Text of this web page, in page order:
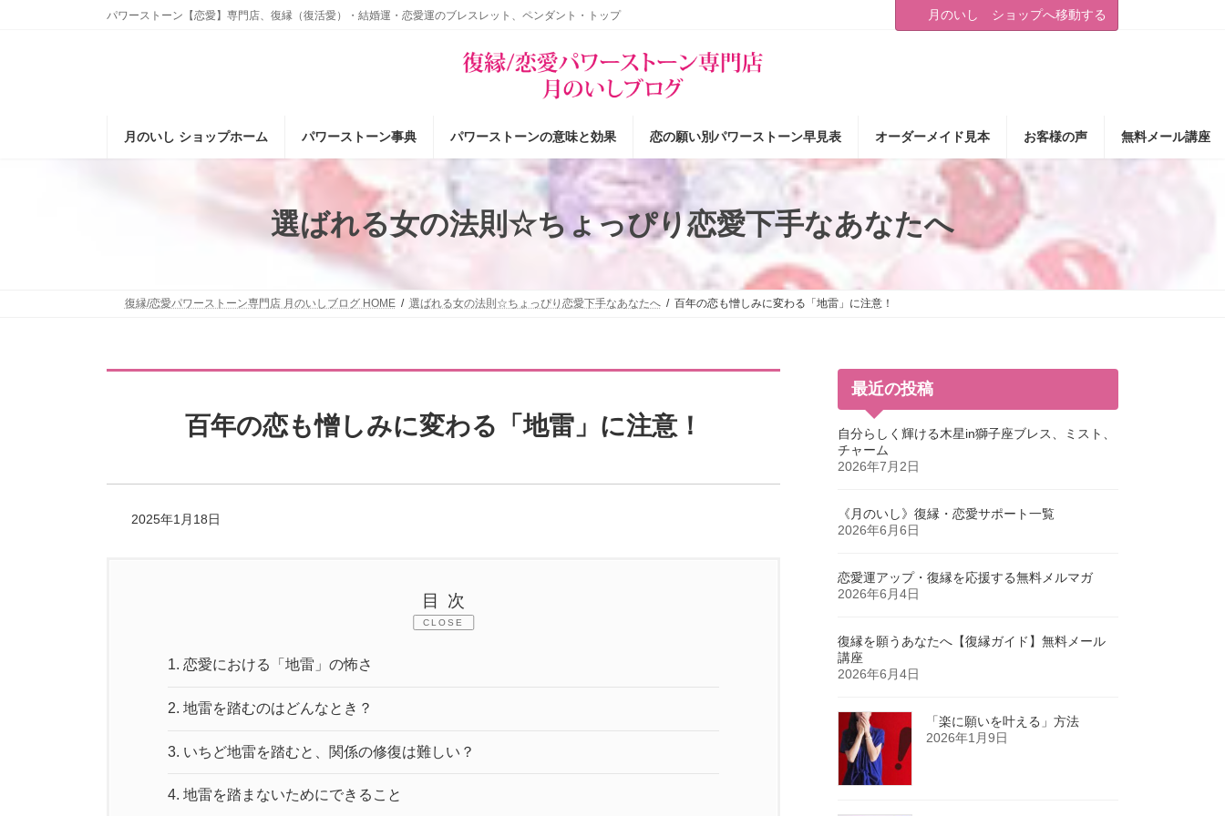
パワーストーン【恋愛】専門店、復縁（復活愛）・結婚運・恋愛運のブレスレット、ペンダント・トップ 月のいし ショップへ移動する
月のいし ショップホーム パワーストーン事典 パワーストーンの意味と効果 恋の願い別パワーストーン早見表 オーダーメイド見本 お客様の声 無料メール講座
選ばれる女の法則☆ちょっぴり恋愛下手なあなたへ
復縁/恋愛パワーストーン専門店 月のいしブログ HOME 選ばれる女の法則☆ちょっぴり恋愛下手なあなたへ 百年の恋も憎しみに変わる「地雷」に注意！
百年の恋も憎しみに変わる「地雷」に注意！
2025年1月18日
目次
CLOSE
1. 恋愛における「地雷」の怖さ
2. 地雷を踏むのはどんなとき？
3. いちど地雷を踏むと、関係の修復は難しい？
4. 地雷を踏まないためにできること
最近の投稿
自分らしく輝ける木星in獅子座ブレス、ミスト、
チャーム
2026年7月2日
《月のいし》復縁・恋愛サポート一覧
2026年6月6日
恋愛運アップ・復縁を応援する無料メルマガ
2026年6月4日
復縁を願うあなたへ【復縁ガイド】無料メール
講座
2026年6月4日
「楽に願いを叶える」方法
2026年1月9日